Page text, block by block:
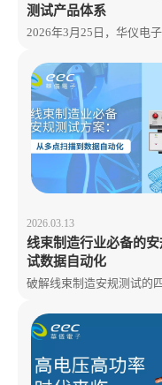
测试产品体系
2026年3月25日，华仪电
2026.03.13
线束制造行业必备的
试数据自动化
破解线束制造安规测试的